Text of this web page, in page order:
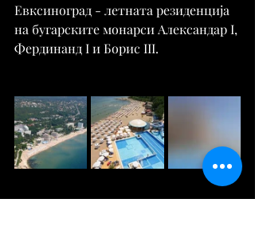
Евксиноград - летната резиденција
на бугарските монарси Александар I,
Фердинанд I и Борис III.